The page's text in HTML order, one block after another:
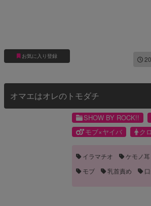
お気に入り登録
オマエはオレのトモダチ
SHOW BY ROCK!!
モブ×ヤイバ
ク
イラマチオ ケモノ耳
モブ
乳首責め